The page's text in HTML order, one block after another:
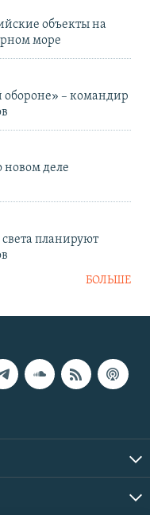
объекты на
море
обороне» – командир
новом деле
планируют
БОЛЬШЕ